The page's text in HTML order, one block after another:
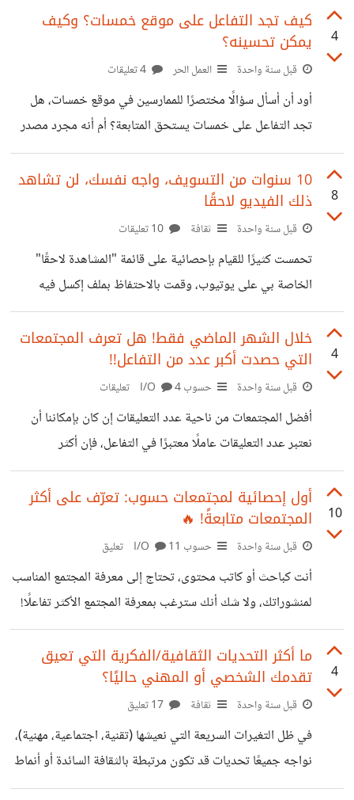
https://t.me/khamsat_requests_tracking وهو يهدف
إلى مساعدة مقدمي الخدمات في اكتشاف فرص عمل جديدة
فور نزولها إلى الموقع. تفيد هذه الصفحة مقدمي الخدمات الذين
يبحثون عن أفكار لخدمات مطلوبة، والراغبين كذلك بدراسة
السوق وفهم احتياجاته. أرجو منكم إبداء آرائكم لتحسين خدمات
لتطويره (إضافة إحصاءات، تصفية الطلبات...) أو تقديم مقترحات
ترويجية لجعله
4
كيف تجد التفاعل على موقع خمسات؟ وكيف
يمكن تحسينه؟
قبل سنة واحدة العمل الحر
أود أن أسأل سؤالًا مختصرًا للممارسين في موقع خمسات، هل
تجد التفاعل على خمسات يستحق المتابعة؟ أم أنه مجرد مصدر
جانبي للعمل قد يأتي وقد يأتي منه وارد أو لا يأتي؟ كيف يمكن
برأيك يمكن تحسين العلاقة بين الباعة والمشترين في خمسات؟
هل تعرف أحدًا دخله الرئيسي من الخدمات المصغرة على
خمسات أو غيره؟
8
10 سنوات من التسويف، واجه نفسك، لن تشاهد
ذلك الفيديو لاحقًا
قبل سنة واحدة ثقافة
تحمست كثيرًا للقيام بإحصائية على قائمة "المشاهدة لاحقًا"
الخاصة بي على يوتيوب، وقمت بالاحتفاظ بملف إكسل فيه
إحصائية كاملة لهذه المقاطع لتحليلها لاحقًا، ولكنني كنت متلهّفًا
لمعرفة رقم واحد. رغم أنني لست ممن يستخدمون زر "المشاهدة
أتطرق حاليا إلى اختلاف اهتماماتي عبر هذه السنوات، أو إلى
تغير توجّهاتي الثقافية أو المصادر الموثوقة التي أستقي منها
المعلومات، بل سأتكلم فقط برقم واحد: 1041 ساعة. مجموع
4
خلال الشهر الماضي فقط! هل تعرف المجتمعات
التي حصدت أكبر عدد من التفاعل!!
قبل سنة واحدة حسوب I/O4 تعليقات
أفضل المجتمعات من ناحية عدد التعليقات إن كان بإمكاننا أن
نعتبر عدد التعليقات عاملًا معتبرًا في التفاعل، فإن أكثر
المجتمعات تفاعلًا هو: مجتمع "العمل الحر "، وصل إلى 1036
تعليقًا خلال الشهر الماضي فقط (30 يومًا) يأتي في المرتبة
تنخفض التفاعلات إلى 569 في مجتمع "تقنية " الذي أتى في
494 تعليقًا أما ما أثار استغرابي فهو وصول مجتمع
10
أول إحصائية لمجتمعات حسوب: تعرّف على أكثر
المجتمعات متابعةً! 🔥
قبل سنة واحدة حسوب I/O 11 تعليق
أنت كباحث أو كاتب محتوى، تحتاج إلى معرفة المجتمع المناسب
لمنشوراتك، ولا شك أنك سترغب بمعرفة المجتمع الأكثر تفاعلًا!
إليك قائمة بأفضل مجتمعات "حسوب" من حيث عدد المتابعين
والمحتوى المميز! 📊 في هذه الإحصائية، جمعتُ لك: ✔ أسماء
المجتمعات الأكثر متابعةً ✔ عدد المتابعين لكل مجتمع (لتعرف
أيها الأكثر تفاعلًا!) ✔ الرابط المباشر للانضمام بسهولة ✔ ملخص
وصف المجتمع لماذا هذه الإحصائية مهمة؟ ✅ تساعد
المستخدمين الجدد على اكتشاف مجتمعات مفيدة. ✅ تظهر
4
ما أكثر التحديات الثقافية/الفكرية التي تعيق
تقدمك الشخصي أو المهني حاليًا؟
قبل سنة واحدة ثقافة
في ظل التغيرات السريعة التي نعيشها (تقنية، اجتماعية، مهنية)،
نواجه جميعًا تحديات قد تكون مرتبطة بالثقافة السائدة أو أنماط
التفكير. سواءً كانت: صعوبة التوفيق بين التقاليد وروح العصر.